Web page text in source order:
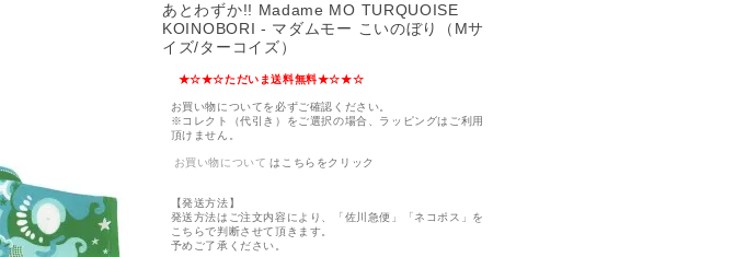
あとわずか!! Madame MO TURQUOISE
KOINOBORI - マダムモー こいのぼり（Mサ
イズ/ターコイズ）
★☆★☆ただいま送料無料★☆★☆
お買い物についてを必ずご確認ください。
※コレクト（代引き）をご選択の場合、ラッピングはご利用
頂けません。
お買い物について はこちらをクリック
【発送方法】
発送方法はご注文内容により、「佐川急便」「ネコポス」を
こちらで判断させて頂きます。
予めご了承ください。